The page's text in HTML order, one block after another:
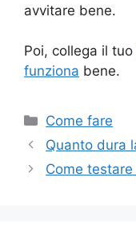
avvitare bene.
Poi, collega il tuo
funziona bene.
Categorie
Come fare
Navigazione
articolo
Quanto dura
Come